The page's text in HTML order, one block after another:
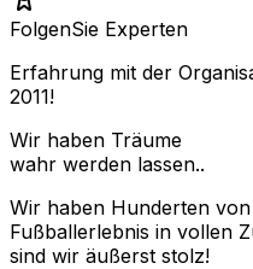
FolgenSie Experten
Erfahrung mit der
2011!
Wir haben Träume
wahr werden lassen..
Wir haben Hunderten
Fußballerlebnis in vollen
sind wir äußerst stolz!